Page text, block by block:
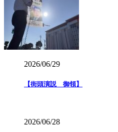
2026/06/29
【街頭演説 御領】
2026/06/28